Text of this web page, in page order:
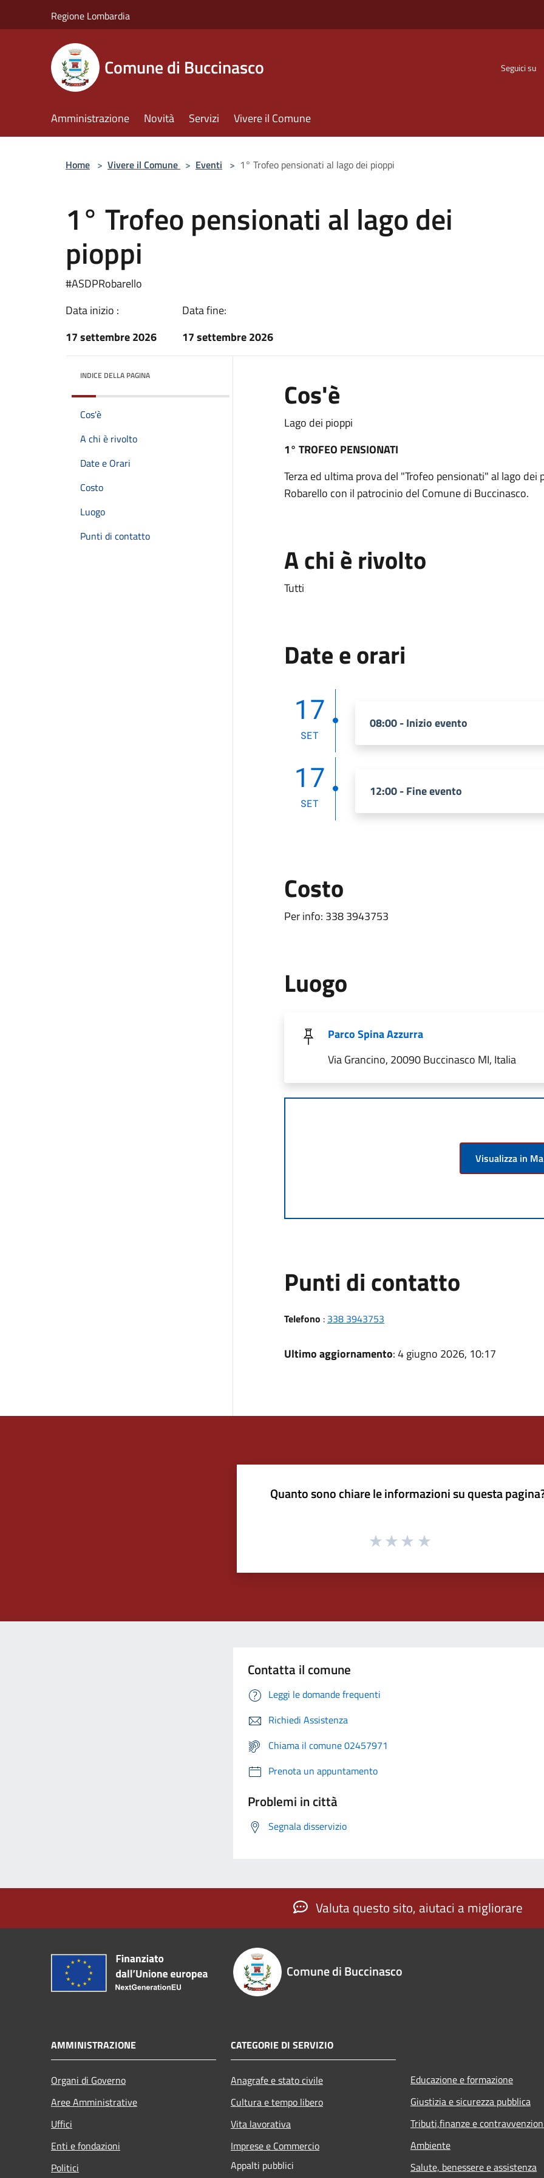
Regione Lombardia
Comune di Buccinasco Seguici su
Amministrazione Novità Servizi Vivere il Comune
Home > Vivere il Comune > Eventi > 1° Trofeo pensionati al lago dei pioppi
1° Trofeo pensionati al lago dei
pioppi
#ASDPRobarello
Data inizio :
17 settembre 2026
Data fine:
17 settembre 2026
INDICE DELLA PAGINA
Cos'è
A chi è rivolto
Date e Orari
Costo
Luogo
Punti di contatto
Cos'è
Lago dei pioppi
1° TROFEO PENSIONATI
Terza ed ultima prova del "Trofeo pensionati" al lago
Robarello con il patrocinio del Comune di Buccinasco.
A chi è rivolto
Tutti
Date e orari
17
SET
08:00 - Inizio evento
17
SET
12:00 - Fine evento
Costo
Per info: 338 3943753
Luogo
Parco Spina Azzurra
Via Grancino, 20090 Buccinasco MI, Italia
Visualizza in
Punti di contatto
Telefono : 338 3943753
Ultimo aggiornamento: 4 giugno 2026, 10:17
Quanto sono chiare le informazioni su questa
Contatta il comune
Leggi le domande frequenti
Richiedi Assistenza
Chiama il comune 02457971
Prenota un appuntamento
Problemi in città
Segnala disservizio
Valuta questo sito, aiutaci a migliorare
Comune di Buccinasco
AMMINISTRAZIONE
Organi di Governo
Aree Amministrative
Uffici
Enti e fondazioni
Politici
CATEGORIE DI SERVIZIO
Anagrafe e stato civile
Cultura e tempo libero
Vita lavorativa
Imprese e Commercio
Appalti pubblici
Educazione e formazione
Giustizia e sicurezza pubblica
Tributi,finanze e
Ambiente
Salute, benessere e assistenza